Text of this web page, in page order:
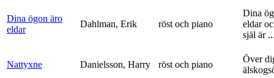
Dina ögon äro
eldar
Dahlman, Erik röst och piano
Dina
eldar
själ är
Nattyxne Danielsson, Harry röst och piano
Över